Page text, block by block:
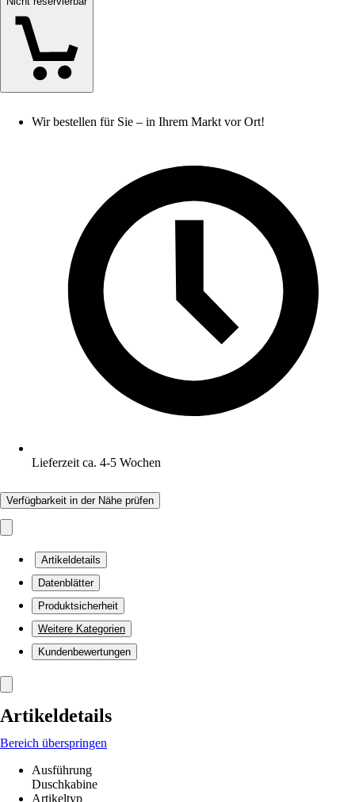
Wir bestellen für Sie – in Ihrem Markt vor Ort!
Lieferzeit ca. 4-5 Wochen
Verfügbarkeit in der Nähe prüfen
Artikeldetails
Datenblätter
Produktsicherheit
Weitere Kategorien
Kundenbewertungen
Artikeldetails
Bereich überspringen
Ausführung
Duschkabine
Artikeltyp